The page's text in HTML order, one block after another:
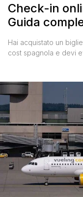
Check-in
Guida
Hai acquistato un
cost spagnola e devi
procedimento
ossia quel documento